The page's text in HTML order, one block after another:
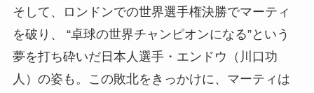
そして、ロンドンでの世界選手権決勝でマーティ
を破り、 “卓球の世界チャンピオンになる”という
夢を打ち砕いだ日本人選手・エンドウ（川口功
人）の姿も。この敗北をきっかけに、マーティは